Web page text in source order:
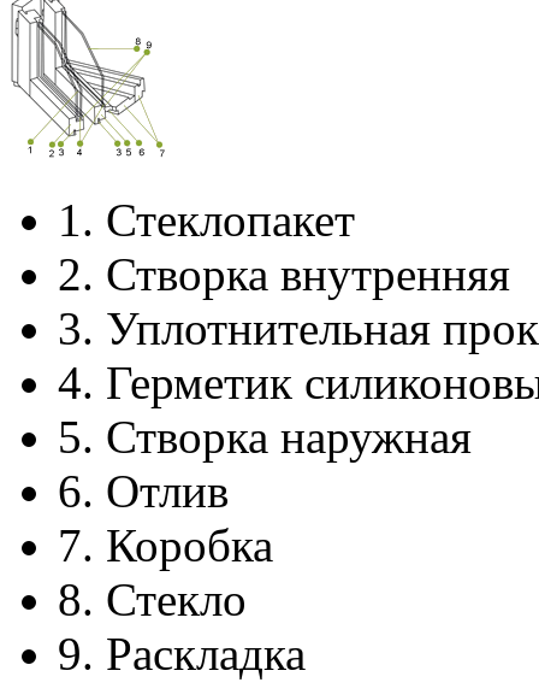
1. Стеклопакет
2. Створка внутренняя
3. Уплотнительная
4. Герметик
5. Створка наружная
6. Отлив
7. Коробка
8. Стекло
9. Раскладка